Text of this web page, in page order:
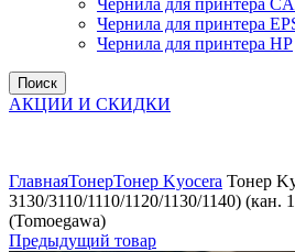
Чернила для принтера
Чернила для принтера
Чернила для принтера HP
Поиск
АКЦИИ И СКИДКИ
ГлавнаяТонерТонер Kyocera Тонер
3130/3110/1110/1120/1130/1140) (кан.
(Tomoegawa)
Предыдущий товар